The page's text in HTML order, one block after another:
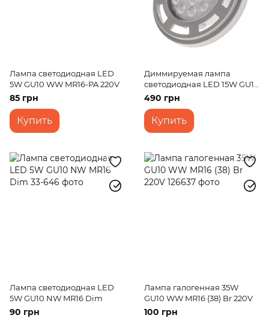
Лампа светодиодная LED
5W GU10 WW MR16-PA 220V
85 грн
Купить
Диммируемая лампа
светодиодная LED 15W GU10
WW AR111 Dim 220V
490 грн
Купить
Лампа светодиодная LED
5W GU10 NW MR16 Dim
90 грн
Лампа галогенная 35W
GU10 WW MR16 (38) Br 220V
100 грн